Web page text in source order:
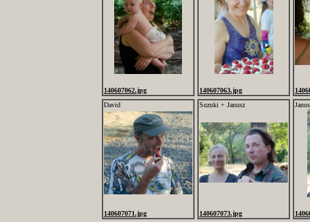
140607062.jpg 140607063.jpg
David
140607071.jpg
Suzuki + Janusz
140607073.jpg